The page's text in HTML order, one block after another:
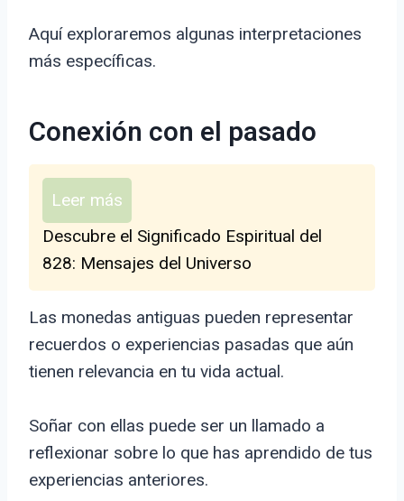
Aquí exploraremos algunas interpretaciones
más específicas.
Conexión con el pasado
Leer más
Descubre el Significado Espiritual del
828: Mensajes del Universo
Las monedas antiguas pueden representar
recuerdos o experiencias pasadas que aún
tienen relevancia en tu vida actual.
Soñar con ellas puede ser un llamado a
reflexionar sobre lo que has aprendido de tus
experiencias anteriores.